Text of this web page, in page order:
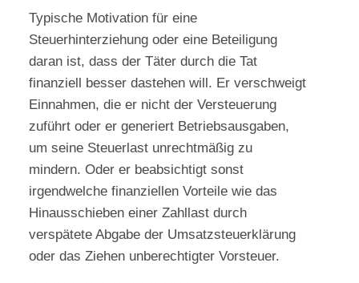
Typische Motivation für eine
Steuerhinterziehung oder eine Beteiligung
daran ist, dass der Täter durch die Tat
finanziell besser dastehen will. Er verschweigt
Einnahmen, die er nicht der Versteuerung
zuführt oder er generiert Betriebsausgaben,
um seine Steuerlast unrechtmäßig zu
mindern. Oder er beabsichtigt sonst
irgendwelche finanziellen Vorteile wie das
Hinausschieben einer Zahllast durch
verspätete Abgabe der Umsatzsteuerklärung
oder das Ziehen unberechtigter Vorsteuer.